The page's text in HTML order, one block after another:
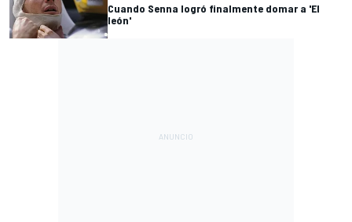
Cuando Senna logró finalmente domar a 'El
león'